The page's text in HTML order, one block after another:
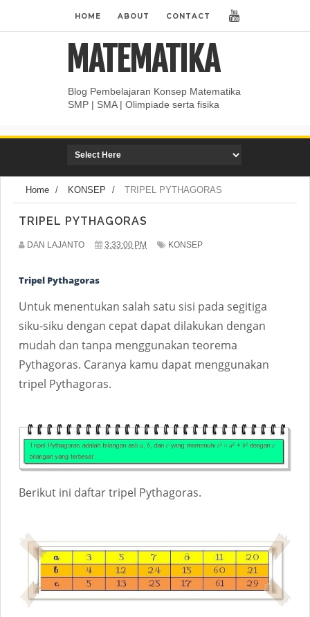
HOME ABOUT CONTACT
MATEMATIKA
Blog Pembelajaran Konsep Matematika
SMP | SMA | Olimpiade serta fisika
Home / KONSEP / TRIPEL PYTHAGORAS
TRIPEL PYTHAGORAS
DAN LAJANTO 3:33:00 PM KONSEP
Tripel Pythagoras
Untuk menentukan salah satu sisi pada segitiga
siku-siku dengan cepat dapat dilakukan dengan
mudah dan tanpa menggunakan teorema
Pythagoras. Caranya kamu dapat menggunakan
tripel Pythagoras.
Berikut ini daftar tripel Pythagoras.